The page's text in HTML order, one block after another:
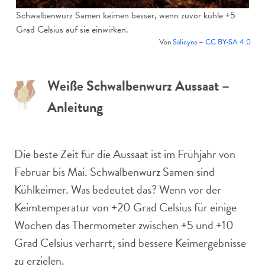
Schwalbenwurz Samen keimen besser, wenn zuvor kühle +5
Grad Celsius auf sie einwirken.
VonSalicyna – CC BY-SA 4.0
Weiße Schwalbenwurz Aussaat –
Anleitung
Die beste Zeit für die Aussaat ist im Frühjahr von
Februar bis Mai. Schwalbenwurz Samen sind
Kühlkeimer. Was bedeutet das? Wenn vor der
Keimtemperatur von +20 Grad Celsius für einige
Wochen das Thermometer zwischen +5 und +10
Grad Celsius verharrt, sind bessere Keimergebnisse
zu erzielen.